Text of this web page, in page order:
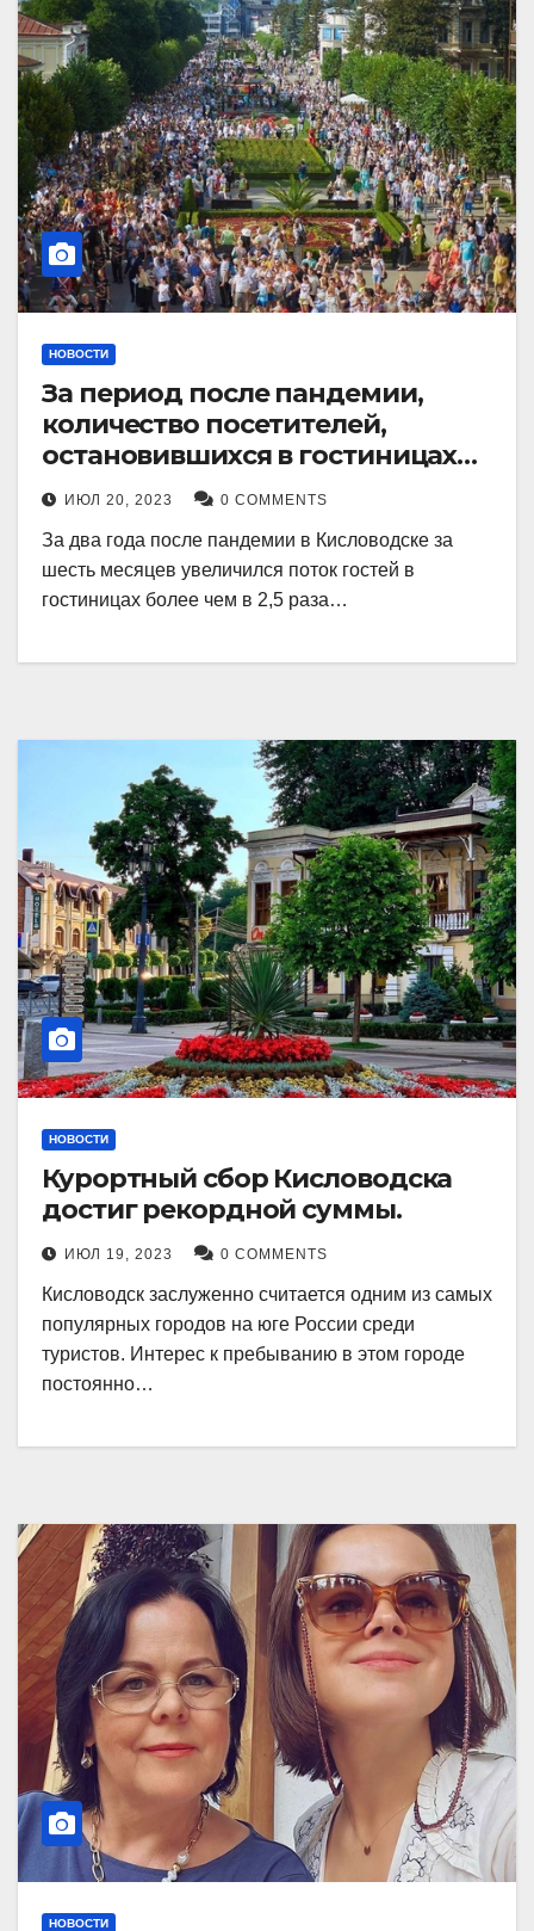
НОВОСТИ
За период после пандемии,
количество посетителей,
остановившихся в гостиницах
Кисловодска, выросло в 2,5 раза.
ИЮЛ 20, 2023 0 COMMENTS
За два года после пандемии в Кисловодске за
шесть месяцев увеличился поток гостей в
гостиницах более чем в 2,5 раза…
НОВОСТИ
Курортный сбор Кисловодска
достиг рекордной суммы.
ИЮЛ 19, 2023 0 COMMENTS
Кисловодск заслуженно считается одним из самых
популярных городов на юге России среди
туристов. Интерес к пребыванию в этом городе
постоянно…
НОВОСТИ